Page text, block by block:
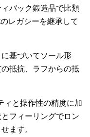
バック鍛造品で比類
レガシーを継承して
基づいてソール形
抵抗、ラフからの抵
ィと操作性の精度に加
フィーリングでロン
ます。